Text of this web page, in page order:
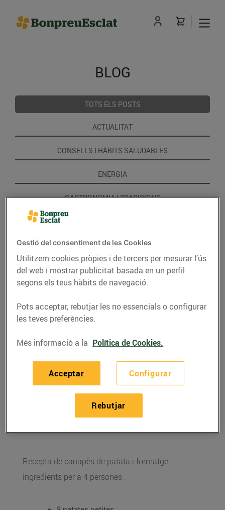
BLOG
TOTS ELS POSTS
ACTUALITAT
CONSELLS I HÀBITS SALUDABLES
ENERGIA
GASTRONOMIA I TRADICIONS
RECEPTES
Recepta de canapès de
patata i formatge
Recepta de canapès de patata i formatge,
ingredients per a 4 persones :
Gestió del consentiment de les Cookies
Utilitzem cookies pròpies i de tercers per mesurar l’ús
del web i mostrar publicitat basada en un perfil
segons els teus hàbits de navegació.
Pots acceptar, rebutjar les no essencials o configurar
les teves preferències.
Més informació a la Política de Cookies.
Configurar
Rebutjar
Acceptar